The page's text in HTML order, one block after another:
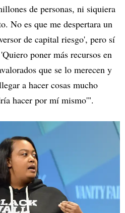
de personas, ni siquiera
No es que me despertara un
de capital riesgo', pero sí
poner más recursos en
que se lo merecen y
a hacer cosas mucho
hacer por mí mismo'".